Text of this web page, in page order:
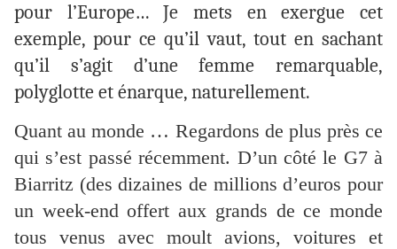
pour l’Europe… Je mets en exergue cet
exemple, pour ce qu’il vaut, tout en sachant
qu’il s’agit d’une femme remarquable,
polyglotte et énarque, naturellement.
Quant au monde … Regardons de plus près ce
qui s’est passé récemment. D’un côté le G7 à
Biarritz (des dizaines de millions d’euros pour
un week-end offert aux grands de ce monde
tous venus avec moult avions, voitures et